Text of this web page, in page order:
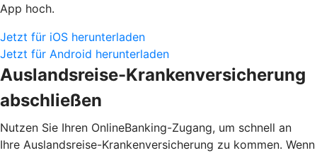
App hoch.
Jetzt für iOS herunterladen
Jetzt für Android herunterladen
Auslandsreise-Krankenversicherung
abschließen
Nutzen Sie Ihren OnlineBanking-Zugang, um schnell an
Ihre Auslandsreise-Krankenversicherung zu kommen. Wenn